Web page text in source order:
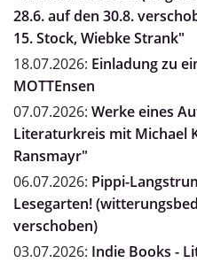
28.6. auf den 30.8.
15. Stock, Wiebke Strank"
18.07.2026: Einladung zu
MOTTEnsen
07.07.2026: Werke eines
Literaturkreis mit Michael
Ransmayr"
06.07.2026: Pippi-
Lesegarten!
verschoben)
03.07.2026: Indie Books -